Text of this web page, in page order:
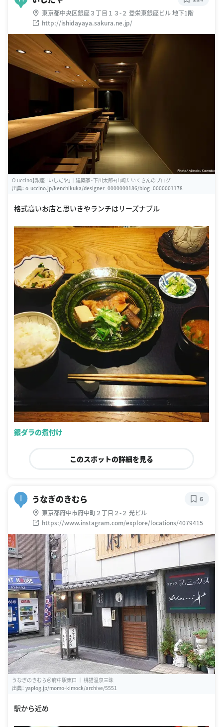
東京都中央区銀座３丁目１３-２ 登栄東銀座ビル 地下1階
http://ishidayaya.sakura.ne.jp/
O-uccino】銀座 「いしだや」｜建築家・下川太郎+山崎たいくさんのブログ
出典： o-uccino.jp/kenchikuka/designer_0000000186/blog_0000001178
格式高いお店と思いきやランチはリーズナブル
銀ダラの煮付け
このスポットの詳細を見る
I うなぎのきむら
東京都府中市府中町２丁目２-２ 光ビル
https://www.instagram.com/explore/locations/4079415
6
うなぎのきむら＠府中駅東口 ｜ 桃猫温泉三昧
出典： yaplog.jp/momo-kimock/archive/5551
駅から近め